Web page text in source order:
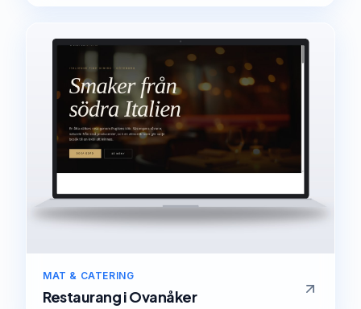
MAT & CATERING
RestaurangiOvanåker